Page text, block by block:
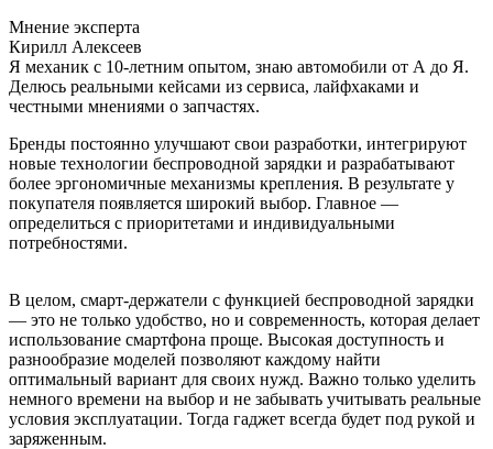
Мнение эксперта
Кирилл Алексеев
Я механик с 10-летним опытом, знаю автомобили от А до Я.
Делюсь реальными кейсами из сервиса, лайфхаками и
честными мнениями о запчастях.
Бренды постоянно улучшают свои разработки, интегрируют
новые технологии беспроводной зарядки и разрабатывают
более эргономичные механизмы крепления. В результате у
покупателя появляется широкий выбор. Главное —
определиться с приоритетами и индивидуальными
потребностями.
В целом, смарт-держатели с функцией беспроводной зарядки
— это не только удобство, но и современность, которая делает
использование смартфона проще. Высокая доступность и
разнообразие моделей позволяют каждому найти
оптимальный вариант для своих нужд. Важно только уделить
немного времени на выбор и не забывать учитывать реальные
условия эксплуатации. Тогда гаджет всегда будет под рукой и
заряженным.